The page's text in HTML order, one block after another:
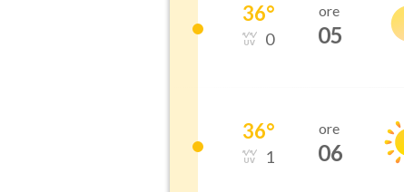
36°
0
ore
05
36°
1
ore
06